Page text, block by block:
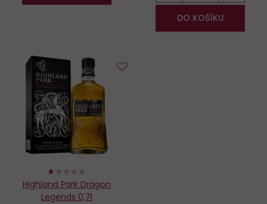
DO KOŠÍKU
20%
Highland Park Dragon
Legends 0,7l